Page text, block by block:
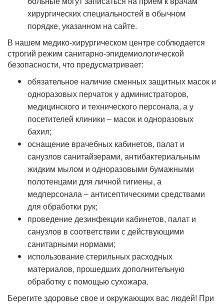
хирургических специальностей в обычном
порядке, указанном на сайте.
В нашем медико-хирургическом центре соблюдается
строгий режим санитарно-эпидемиологической
безопасности, что предусматривает:
обязательное наличие сменных защитных масок и
одноразовых перчаток у администраторов,
медицинского и технического персонала, а у
посетителей клиники – масок и одноразовых
бахил;
оснащение врачебных кабинетов, палат и
санузлов санитайзерами, антибактериальным
жидким мылом и одноразовыми бумажными
полотенцами для личной гигиены, а
медперсонала – антисептическими средствами
для обработки рук;
проведение дезинфекции кабинетов, палат и
санузлов в соответствии с действующими
санитарными нормами;
использование стерильных расходных
материалов, прошедших дополнительную
обработку с помощью сухожара.
Берегите здоровье свое и окружающих вас людей! При